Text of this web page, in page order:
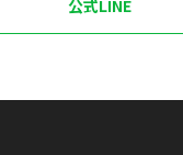
公式LINE